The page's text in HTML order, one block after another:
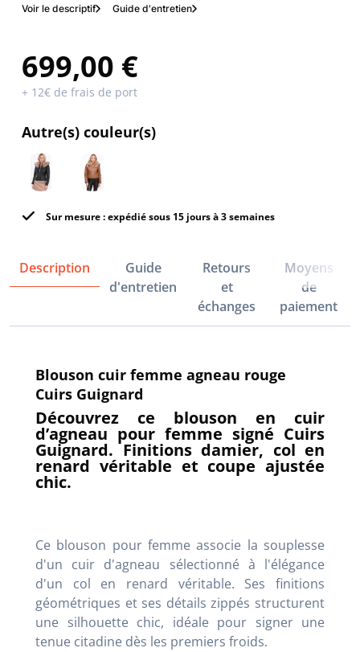
Voir le descriptif Guide d'entretien
699,00 €
+ 12€ de frais de port
Autre(s) couleur(s)
Sur mesure : expédié sous 15 jours à 3 semaines
Description
Guide
d'entretien
Retours
et
échanges
Moyens
de
paiement
Blouson cuir femme agneau rouge
Cuirs Guignard
Découvrez ce blouson en cuir
d’agneau pour femme signé Cuirs
Guignard. Finitions damier, col en
renard véritable et coupe ajustée
chic.
Ce blouson pour femme associe la souplesse
d'un cuir d'agneau sélectionné à l'élégance
d'un col en renard véritable. Ses finitions
géométriques et ses détails zippés structurent
une silhouette chic, idéale pour signer une
tenue citadine dès les premiers froids.